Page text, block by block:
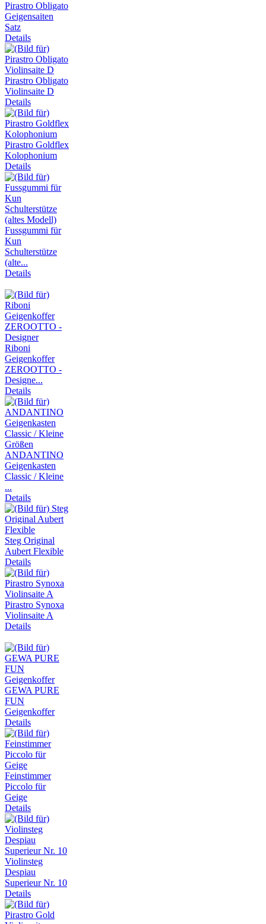
Pirastro Obligato
Geigensaiten
Satz
Details
Pirastro Obligato
Violinsaite D
Details
Pirastro Goldflex
Kolophonium
Details
Fussgummi für
Kun
Schulterstütze
(alte...
Details
Riboni
Geigenkoffer
ZEROOTTO -
Designe...
Details
ANDANTINO
Geigenkasten
Classic / Kleine
...
Details
Steg Original
Aubert Flexible
Details
Pirastro Synoxa
Violinsaite A
Details
GEWA PURE
FUN
Geigenkoffer
Details
Feinstimmer
Piccolo für
Geige
Details
Violinsteg
Despiau
Superieur Nr. 10
Details